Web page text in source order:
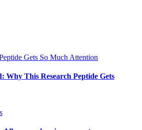
Why This Research Peptide Gets